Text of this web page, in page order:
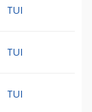
TUI
TUI
TUI